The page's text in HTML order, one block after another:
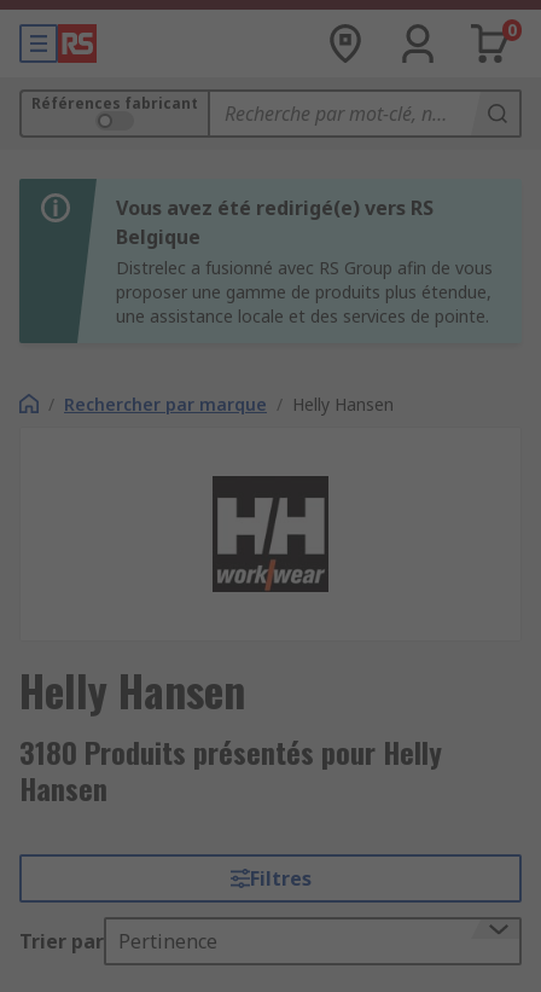
0
Références fabricant
Vous avez été redirigé(e) vers RS
Belgique
Distrelec a fusionné avec RS Group afin de vous
proposer une gamme de produits plus étendue,
une assistance locale et des services de pointe.
/ Rechercher par marque / Helly Hansen
Helly Hansen
3180 Produits présentés pour Helly
Hansen
Filtres
Trier par Pertinence